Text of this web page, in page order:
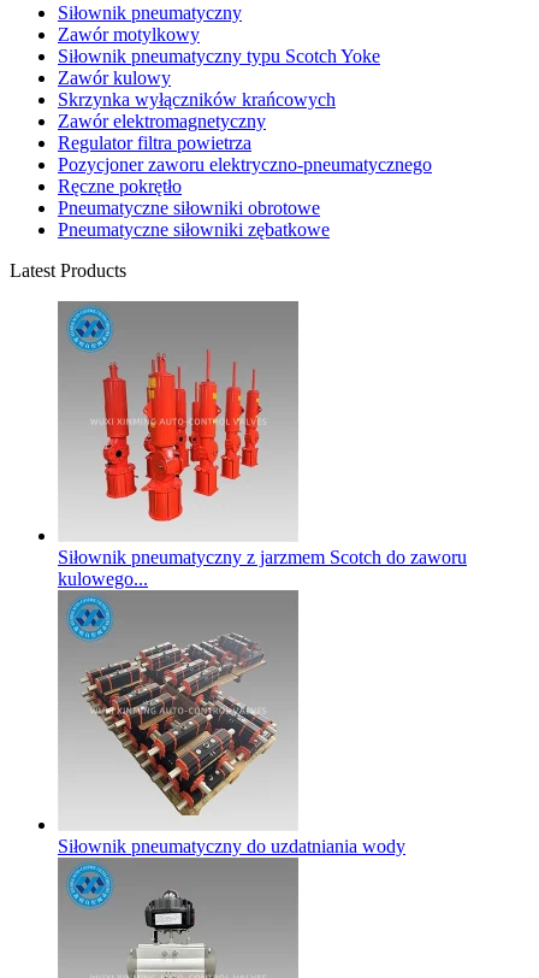
Siłownik pneumatyczny
Zawór motylkowy
Siłownik pneumatyczny typu Scotch Yoke
Zawór kulowy
Skrzynka wyłączników krańcowych
Zawór elektromagnetyczny
Regulator filtra powietrza
Pozycjoner zaworu elektryczno-pneumatycznego
Ręczne pokrętło
Pneumatyczne siłowniki obrotowe
Pneumatyczne siłowniki zębatkowe
Latest Products
Siłownik pneumatyczny z jarzmem Scotch do zaworu
kulowego...
Siłownik pneumatyczny do uzdatniania wody